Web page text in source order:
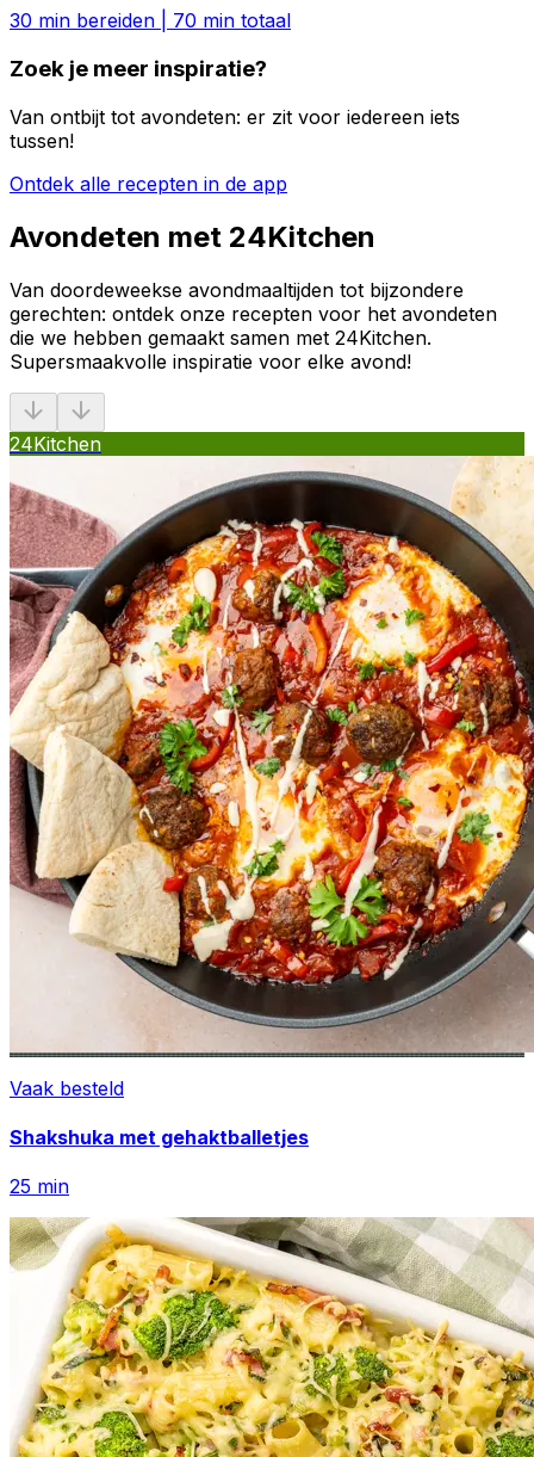
30 min bereiden 70 min totaal
Zoek je meer inspiratie?
Van ontbijt tot avondeten: er zit voor iedereen iets
tussen!
Ontdek alle recepten in de app
Avondeten met 24Kitchen
Van doordeweekse avondmaaltijden tot bijzondere
gerechten: ontdek onze recepten voor het avondeten
die we hebben gemaakt samen met 24Kitchen.
Supersmaakvolle inspiratie voor elke avond!
24Kitchen
Vaak besteld
Shakshuka met gehaktballetjes
25 min